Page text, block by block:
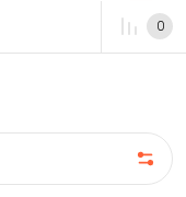
0